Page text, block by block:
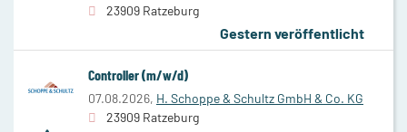
23909 Ratzeburg
Gestern veröffentlicht
Controller (m/w/d)
07.08.2026, H. Schoppe & Schultz GmbH & Co. KG
23909 Ratzeburg